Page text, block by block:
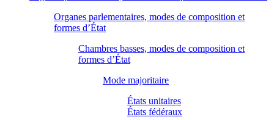
Organes parlementaires, modes de composition et
formes d’État
Chambres basses, modes de composition et
formes d’État
Mode majoritaire
États unitaires
États fédéraux